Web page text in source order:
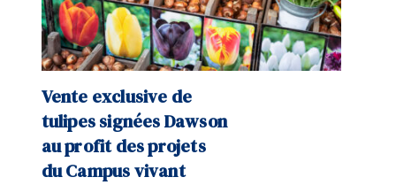
Vente exclusive de
tulipes signées Dawson
au profit des projets
du Campus vivant